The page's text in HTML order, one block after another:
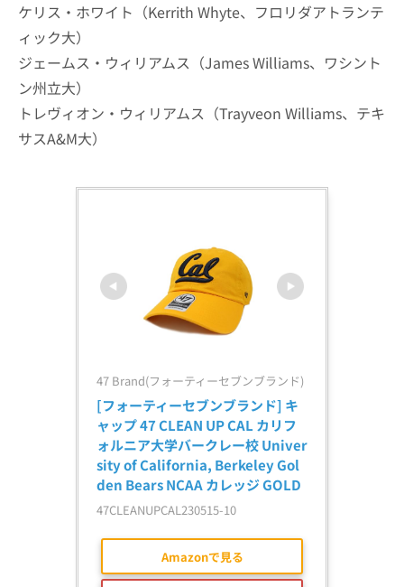
ケリス・ホワイト（Kerrith Whyte、フロリダアトランテ
ィック大）
ジェームス・ウィリアムス（James Williams、ワシント
ン州立大）
トレヴィオン・ウィリアムス（Trayveon Williams、テキ
サスA&M大）
47 Brand(フォーティーセブンブランド)
[フォーティーセブンブランド] キ
ャップ 47 CLEAN UP CAL カリフ
ォルニア大学バークレー校 Univer
sity of California, Berkeley Gol
den Bears NCAA カレッジ GOLD
47CLEANUPCAL230515-10
Amazonで見る